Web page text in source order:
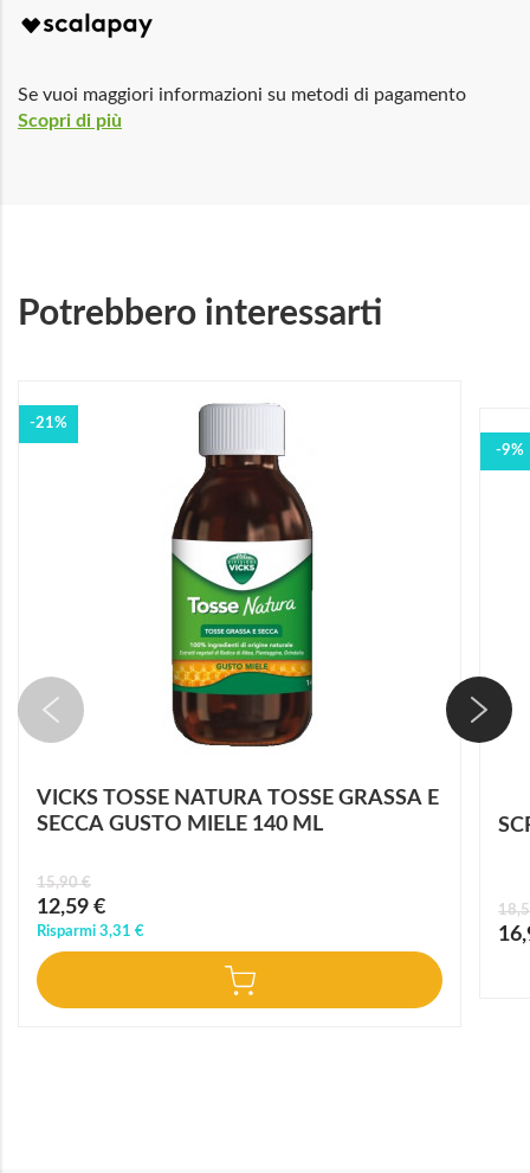
Se vuoi maggiori informazioni su metodi di pagamento
Scopri di più
Potrebbero interessarti
-21%
VICKS TOSSE NATURA TOSSE GRASSA E
SECCA GUSTO MIELE 140 ML
Prezzo
speciale
12,59 €
15,90 €
Risparmi 3,31 €
-9%